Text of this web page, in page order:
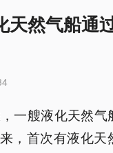
天然气船通
一艘液化天然气
，首次有液化天